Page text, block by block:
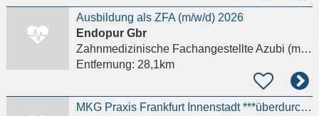
Ausbildung als ZFA (m/w/d) 2026
Endopur Gbr
Zahnmedizinische Fachangestellte Azubi (m/w/d)
Entfernung: 28,1km
MKG Praxis Frankfurt Innenstadt ***überdurchschnittliche Bezahlung** ZFA/ZMF/ZMV für Verwaltung